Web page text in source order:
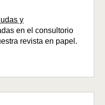
y
en el consultorio
revista en papel.